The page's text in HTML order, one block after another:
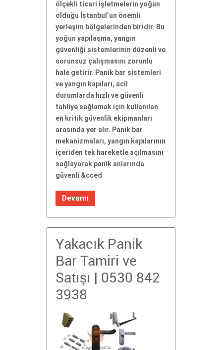
ölçekli ticari işletmelerin yoğun
olduğu İstanbul’un önemli
yerleşim bölgelerinden biridir. Bu
yoğun yapılaşma, yangın
güvenliği sistemlerinin düzenli ve
sorunsuz çalışmasını zorunlu
hale getirir. Panik bar sistemleri
ve yangın kapıları, acil
durumlarda hızlı ve güvenli
tahliye sağlamak için kullanılan
en kritik güvenlik ekipmanları
arasında yer alır. Panik bar
mekanizmaları, yangın kapılarının
içeriden tek hareketle açılmasını
sağlayarak panik anlarında
güvenli &cced
Devamı
Yakacık Panik
Bar Tamiri ve
Satışı | 0530 842
3938